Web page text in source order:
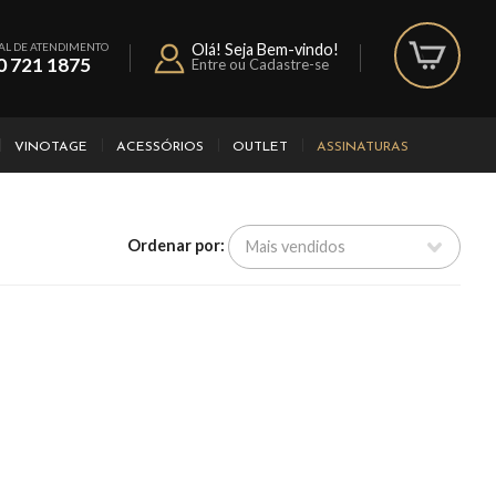
DE ATENDIMENTO
721 1875
Olá! Seja Bem-vindo!
Entre ou Cadastre-se
VINOTAGE ACESSÓRIOS OUTLET ASSINATURAS
Ordenar por: